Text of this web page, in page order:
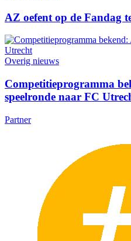
AZ oefent op de Fandag
Overig nieuws
Competitieprogramma
speelronde naar FC
Partner